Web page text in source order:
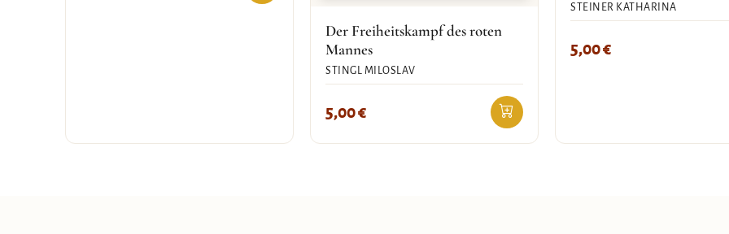
Der Freiheitskampf des roten
Mannes
STINGL MILOSLAV
5,00€
STEINER KATHARINA
5,00€